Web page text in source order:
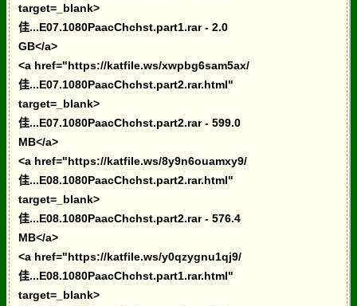
target=_blank>
佳...E07.1080PaacChchst.part1.rar - 2.0
GB</a>
<a href="https://katfile.ws/xwpbg6sam5ax/
佳...E07.1080PaacChchst.part2.rar.html"
target=_blank>
佳...E07.1080PaacChchst.part2.rar - 599.0
MB</a>
<a href="https://katfile.ws/8y9n6ouamxy9/
佳...E08.1080PaacChchst.part2.rar.html"
target=_blank>
佳...E08.1080PaacChchst.part2.rar - 576.4
MB</a>
<a href="https://katfile.ws/y0qzygnu1qj9/
佳...E08.1080PaacChchst.part1.rar.html"
target=_blank>